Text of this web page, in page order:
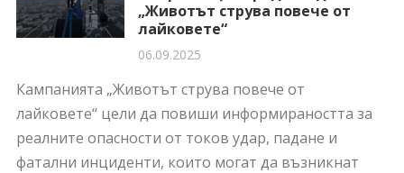
„Животът струва повече от
лайковете“
06.09.2025
Кампанията „Животът струва повече от
лайковете“ цели да повиши информираността за
реалните опасности от токов удар, падане и
фатални инциденти, които могат да възникнат